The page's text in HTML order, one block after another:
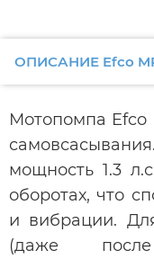
ОПИСАНИЕ Efco
Мотопомпа Efco
мощность 1.3
оборотах, что
и вибрации.
(даже